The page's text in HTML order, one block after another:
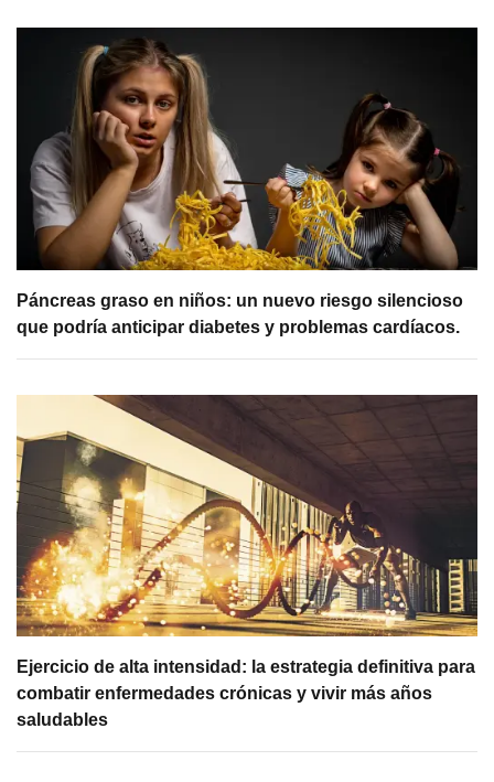
Páncreas graso en niños: un nuevo riesgo silencioso
que podría anticipar diabetes y problemas cardíacos.
Ejercicio de alta intensidad: la estrategia definitiva para
combatir enfermedades crónicas y vivir más años
saludables